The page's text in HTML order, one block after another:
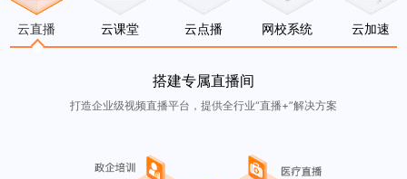
云直播 云课堂 云点播 网校系统 云加速
搭建专属直播间
打造企业级视频直播平台，提供全行业“直播+”解决方案